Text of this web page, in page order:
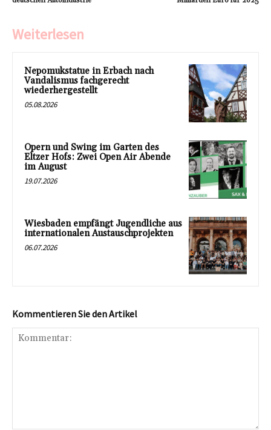
Weiterlesen
Nepomukstatue in Erbach nach
Vandalismus fachgerecht
wiederhergestellt
05.08.2026
Opern und Swing im Garten des
Eltzer Hofs: Zwei Open Air Abende
im August
19.07.2026
Wiesbaden empfängt Jugendliche aus
internationalen Austauschprojekten
06.07.2026
Kommentieren Sie den Artikel